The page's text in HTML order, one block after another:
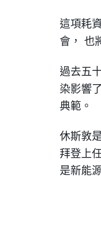
這項耗
會 ， 也
過去五
染影響
典範 。
休斯敦
拜登上
是新能